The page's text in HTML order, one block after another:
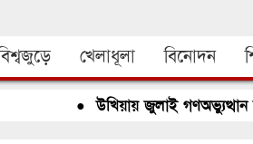
খেলাধূলা বিনোদন
উখিয়ায় জুলাই গণঅভ্যুত্থান